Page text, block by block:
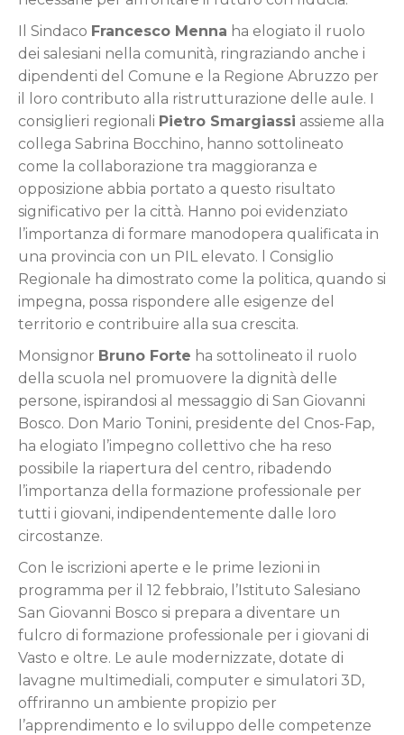
Il Sindaco Francesco Menna ha elogiato il ruolo
dei salesiani nella comunità, ringraziando anche i
dipendenti del Comune e la Regione Abruzzo per
il loro contributo alla ristrutturazione delle aule. I
consiglieri regionali Pietro Smargiassi assieme alla
collega Sabrina Bocchino, hanno sottolineato
come la collaborazione tra maggioranza e
opposizione abbia portato a questo risultato
significativo per la città. Hanno poi evidenziato
l’importanza di formare manodopera qualificata in
una provincia con un PIL elevato. l Consiglio
Regionale ha dimostrato come la politica, quando si
impegna, possa rispondere alle esigenze del
territorio e contribuire alla sua crescita.
Monsignor Bruno Forte ha sottolineato il ruolo
della scuola nel promuovere la dignità delle
persone, ispirandosi al messaggio di San Giovanni
Bosco. Don Mario Tonini, presidente del Cnos-Fap,
ha elogiato l’impegno collettivo che ha reso
possibile la riapertura del centro, ribadendo
l’importanza della formazione professionale per
tutti i giovani, indipendentemente dalle loro
circostanze.
Con le iscrizioni aperte e le prime lezioni in
programma per il 12 febbraio, l’Istituto Salesiano
San Giovanni Bosco si prepara a diventare un
fulcro di formazione professionale per i giovani di
Vasto e oltre. Le aule modernizzate, dotate di
lavagne multimediali, computer e simulatori 3D,
offriranno un ambiente propizio per
l’apprendimento e lo sviluppo delle competenze